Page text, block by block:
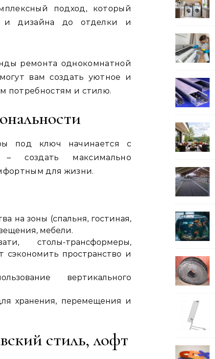
подход, который
и дизайна до отделки и
ремонта однокомнатной
вам создать уютное и
потребностям и стилю.
под ключ начинается с
создать максимально
для жизни.
на зоны (спальня, гостиная,
мебели.
столы-трансформеры,
пространство и
вертикального
хранения, перемещения и
стиль, лофт